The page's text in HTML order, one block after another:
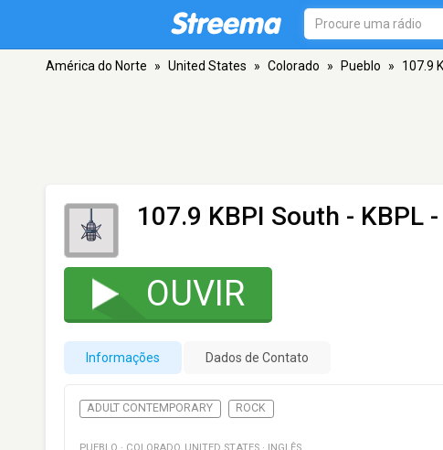
América do Norte » United States » Colorado » Pueblo » 107.9
107.9 KBPI South - KBPL
OUVIR
Informações Dados de Contato
ADULT CONTEMPORARY ROCK